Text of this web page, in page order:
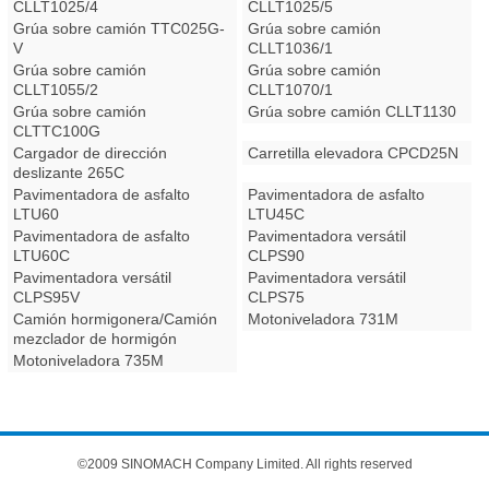
CLLT1025/4
CLLT1025/5
Grúa sobre camión TTC025G-
V
Grúa sobre camión
CLLT1036/1
Grúa sobre camión
CLLT1055/2
Grúa sobre camión
CLLT1070/1
Grúa sobre camión
CLTTC100G
Grúa sobre camión CLLT1130
Cargador de dirección
deslizante 265C
Carretilla elevadora CPCD25N
Pavimentadora de asfalto
LTU60
Pavimentadora de asfalto
LTU45C
Pavimentadora de asfalto
LTU60C
Pavimentadora versátil
CLPS90
Pavimentadora versátil
CLPS95V
Pavimentadora versátil
CLPS75
Camión hormigonera/Camión
mezclador de hormigón
Motoniveladora 731M
Motoniveladora 735M
©2009 SINOMACH Company Limited. All rights reserved